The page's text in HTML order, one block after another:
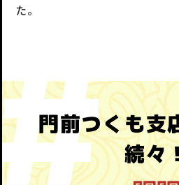
た。
門前つくも支
続々